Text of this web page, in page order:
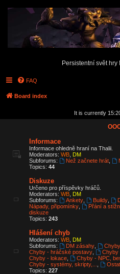
Persistentní svět
FAQ
Board index
It is currently
Informace
Informace ohledně hraní na Thalii.
Moderators: WB DM
Subforums:
Než začnete hrát,
Topics: 44
Diskuze
Určeno pro příspěvky hráčů.
Moderators: WB DM
Subforums:
Ankety, Buildy,
Nápady, připomínky
Přání a
diskuze
Topics: 243
Hlášení chyb
Moderators: WB DM
Subforums:
DM zásahy,
Chyby - hráčské postavy
Chyby
Chyby - lokace
Chyby - NPC,
Chyby - systémy, skripty,...
Topics: 227